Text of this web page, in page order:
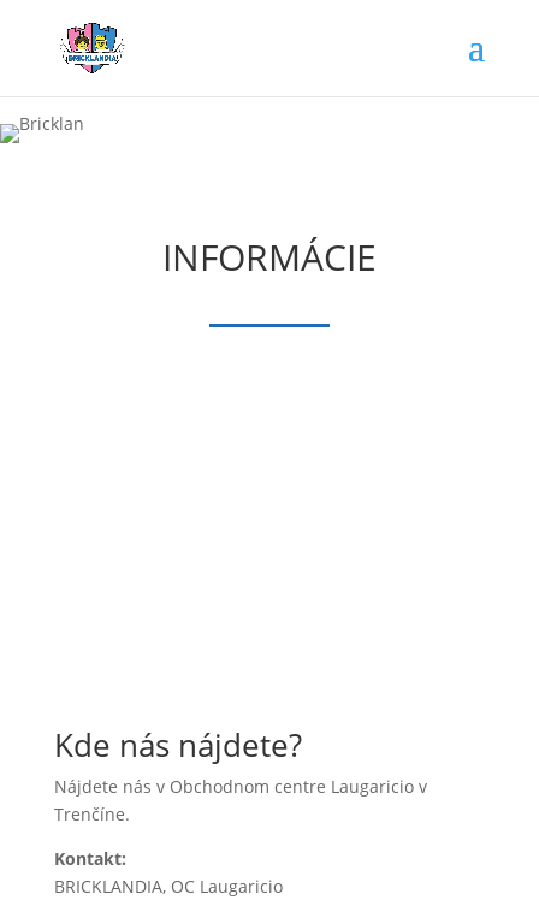
INFORMÁCIE
Kde nás nájdete?
Nájdete nás v Obchodnom centre Laugaricio v
Trenčíne.
Kontakt:
BRICKLANDIA, OC Laugaricio